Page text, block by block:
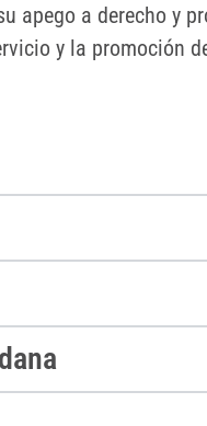
apego a derecho y
y la promoción